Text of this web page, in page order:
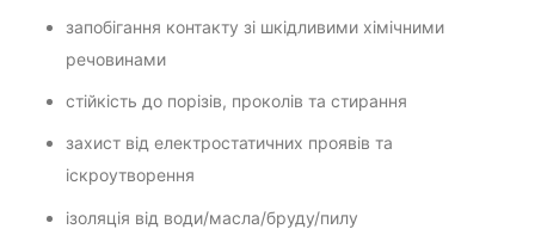
запобігання контакту зі шкідливими хімічними
речовинами
стійкість до порізів, проколів та стирання
захист від електростатичних проявів та
іскроутворення
ізоляція від води/масла/бруду/пилу